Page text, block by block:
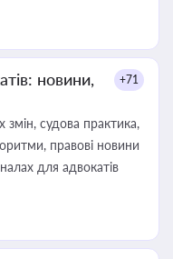
новини,
+71
судова практика,
правові новини
для адвокатів